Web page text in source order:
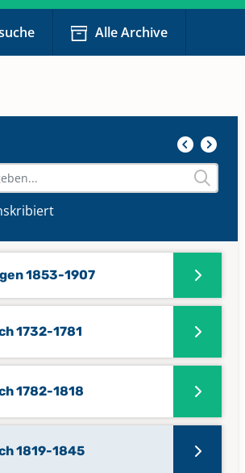
Alle Archive
1853-1907
1732-1781
1782-1818
1819-1845